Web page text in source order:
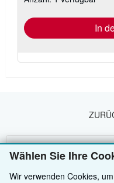
Wählen Sie Ihre
Wir verwenden Cookies,
In
Kaufen